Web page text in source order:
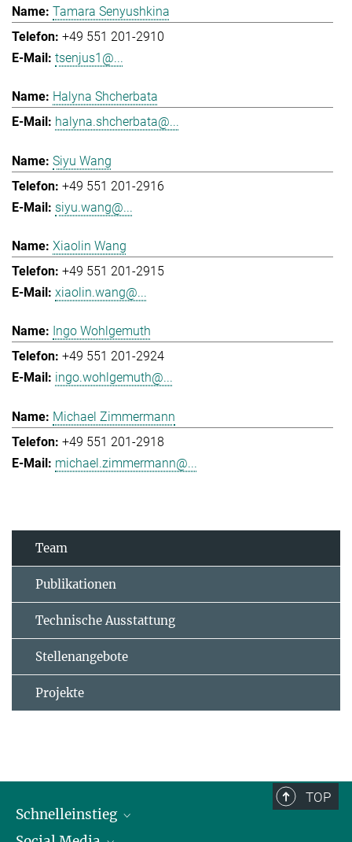
Tamara Senyushkina
+49 551 201-2910
tsenjus1@...
Halyna Shcherbata
halyna.shcherbata@...
Siyu Wang
+49 551 201-2916
siyu.wang@...
Xiaolin Wang
+49 551 201-2915
xiaolin.wang@...
Ingo Wohlgemuth
+49 551 201-2924
ingo.wohlgemuth@...
Michael Zimmermann
+49 551 201-2918
michael.zimmermann@...
Team
Publikationen
Technische Ausstattung
Stellenangebote
Projekte
TOP
Schnelleinstieg